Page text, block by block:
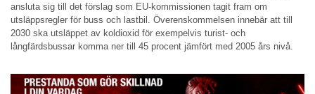
ansluta sig till det förslag som EU-kommissionen tagit fram om
utsläppsregler för buss och lastbil. Överenskommelsen innebär att till
2030 ska utsläppet av koldioxid för exempelvis turist- och
långfärdsbussar komma ner till 45 procent jämfört med 2005 års nivå.